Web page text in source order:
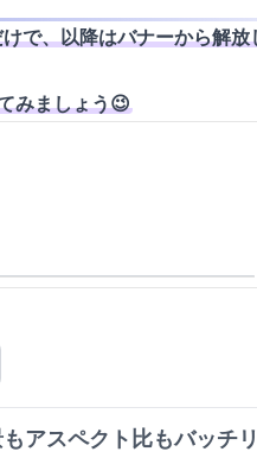
で、以降はバナーから解放
みましょう😉
アスペクト比もバッチ